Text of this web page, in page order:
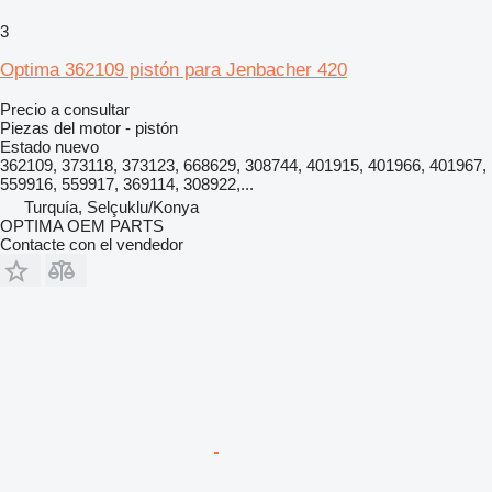
3
Optima 362109 pistón para Jenbacher 420
Precio a consultar
Piezas del motor - pistón
Estado nuevo
362109, 373118, 373123, 668629, 308744, 401915, 401966, 401967,
559916, 559917, 369114, 308922,...
Turquía, Selçuklu/Konya
OPTIMA OEM PARTS
Contacte con el vendedor